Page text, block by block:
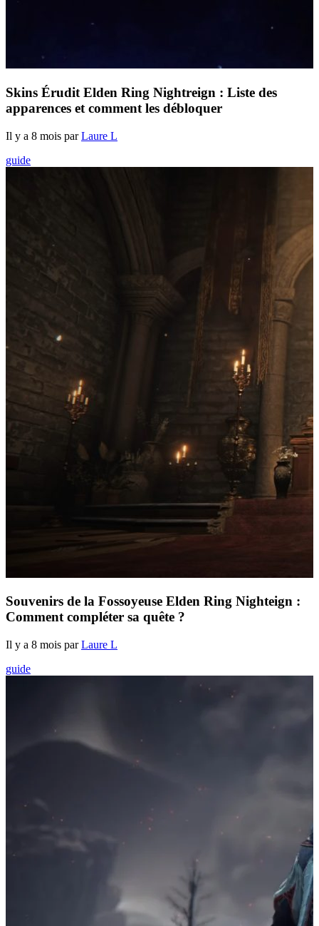
Skins Érudit Elden Ring Nightreign : Liste des
apparences et comment les débloquer
Il y a 8 mois parLaure L
guide
Souvenirs de la Fossoyeuse Elden Ring Nighteign :
Comment compléter sa quête ?
Il y a 8 mois parLaure L
guide